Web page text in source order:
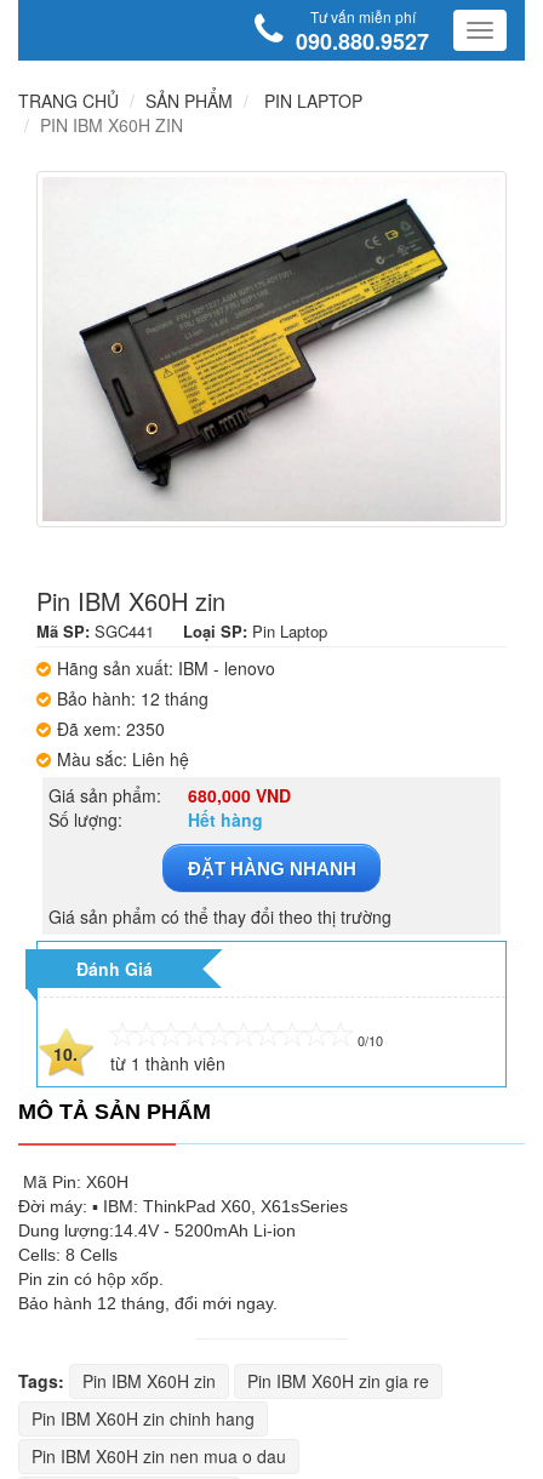
Tư vấn miễn phí
090.880.9527
TRANG CHỦ SẢN PHẨM
PIN LAPTOP
PIN IBM X60H ZIN
Pin IBM X60H zin
Mã SP: SGC441 Loại SP: Pin Laptop
Hãng sản xuất: IBM - lenovo
Bảo hành: 12 tháng
Đã xem: 2350
Màu sắc: Liên hệ
Giá sản phẩm:
680,000 VND
Số lượng:
Hết hàng
ĐẶT HÀNG NHANH
Giá sản phẩm có thể thay đổi theo thị trường
Đánh Giá
10.
0/10
từ 1 thành viên
MÔ TẢ SẢN PHẨM
Mã Pin: X60H
Đời máy: ▪ IBM: ThinkPad X60, X61sSeries
Dung lượng:14.4V - 5200mAh Li-ion
Cells: 8 Cells
Pin zin có hộp xốp.
Bảo hành 12 tháng, đổi mới ngay.
Tags: Pin IBM X60H zin
Pin IBM X60H zin gia re
Pin IBM X60H zin chinh hang
Pin IBM X60H zin nen mua o dau